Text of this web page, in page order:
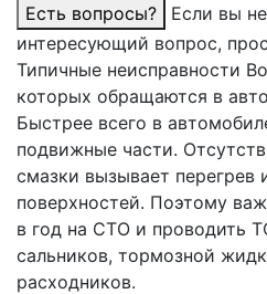
Есть вопросы?
Если вы
интересующий вопрос,
Типичные неисправности
которых обращаются в
Быстрее всего в
подвижные части.
смазки вызывает
поверхностей. Поэтому
в год на СТО и проводить
сальников, тормозной
расходников.